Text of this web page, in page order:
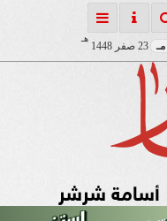
23 صفر 1448
هـ
أسامة شرشر